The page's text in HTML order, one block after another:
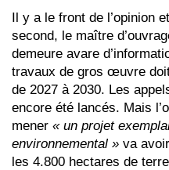
Il y a le front de l’opinion
second, le maître
demeure avare
travaux de gros œuvre
de 2027 à 2030. Les
encore été lancés. Mais
mener « un projet
environnemental » va
les 4.800 hectares de